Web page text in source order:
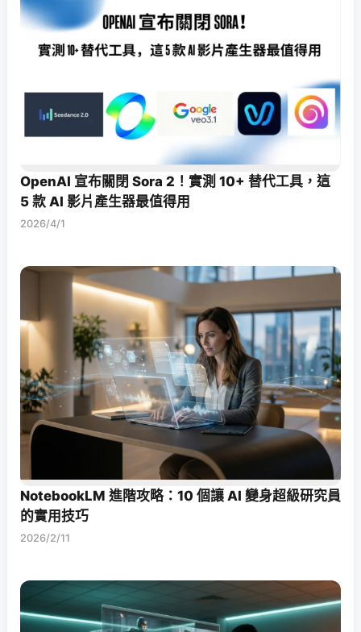
OpenAI 宣布關閉 Sora 2！實測 10+ 替代工具，這
5 款 AI 影片產生器最值得用
2026/4/1
NotebookLM 進階攻略：10 個讓 AI 變身超級研究員
的實用技巧
2026/2/11